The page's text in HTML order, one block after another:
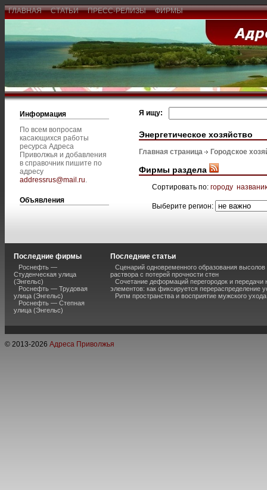
ГЛАВНАЯ СТАТЬИ ПРЕСС-РЕЛИЗЫ ФИРМЫ
Информация
По всем вопросам
касающихся работы
ресурса Адреса
Приволжья и добавления
в справочник пишите по
адресу
addressrus@mail.ru.
Объявления
Я ищу:
Энергетическое хозяйство
Главная страница Городское
Фирмы раздела
Сортировать по: городу
Выберите регион:
Последние фирмы
Роснефть —
Студенческая улица
(Энгельс)
Роснефть — Трудовая
улица (Энгельс)
Роснефть — Степная
улица (Энгельс)
Последние статьи
Сценарий одновременного образования высолов
раствора с потерей прочности стен
Сочетание деформаций перегородок и передачи
элементов: как фиксируется перераспределение
Ритм пространства и восприятие мужского ухода
© 2013-2026 Адреса Приволжья